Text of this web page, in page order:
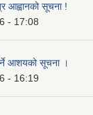
आह्वानको सूचना !
- 17:08
आशयको सूचना ।
- 16:19